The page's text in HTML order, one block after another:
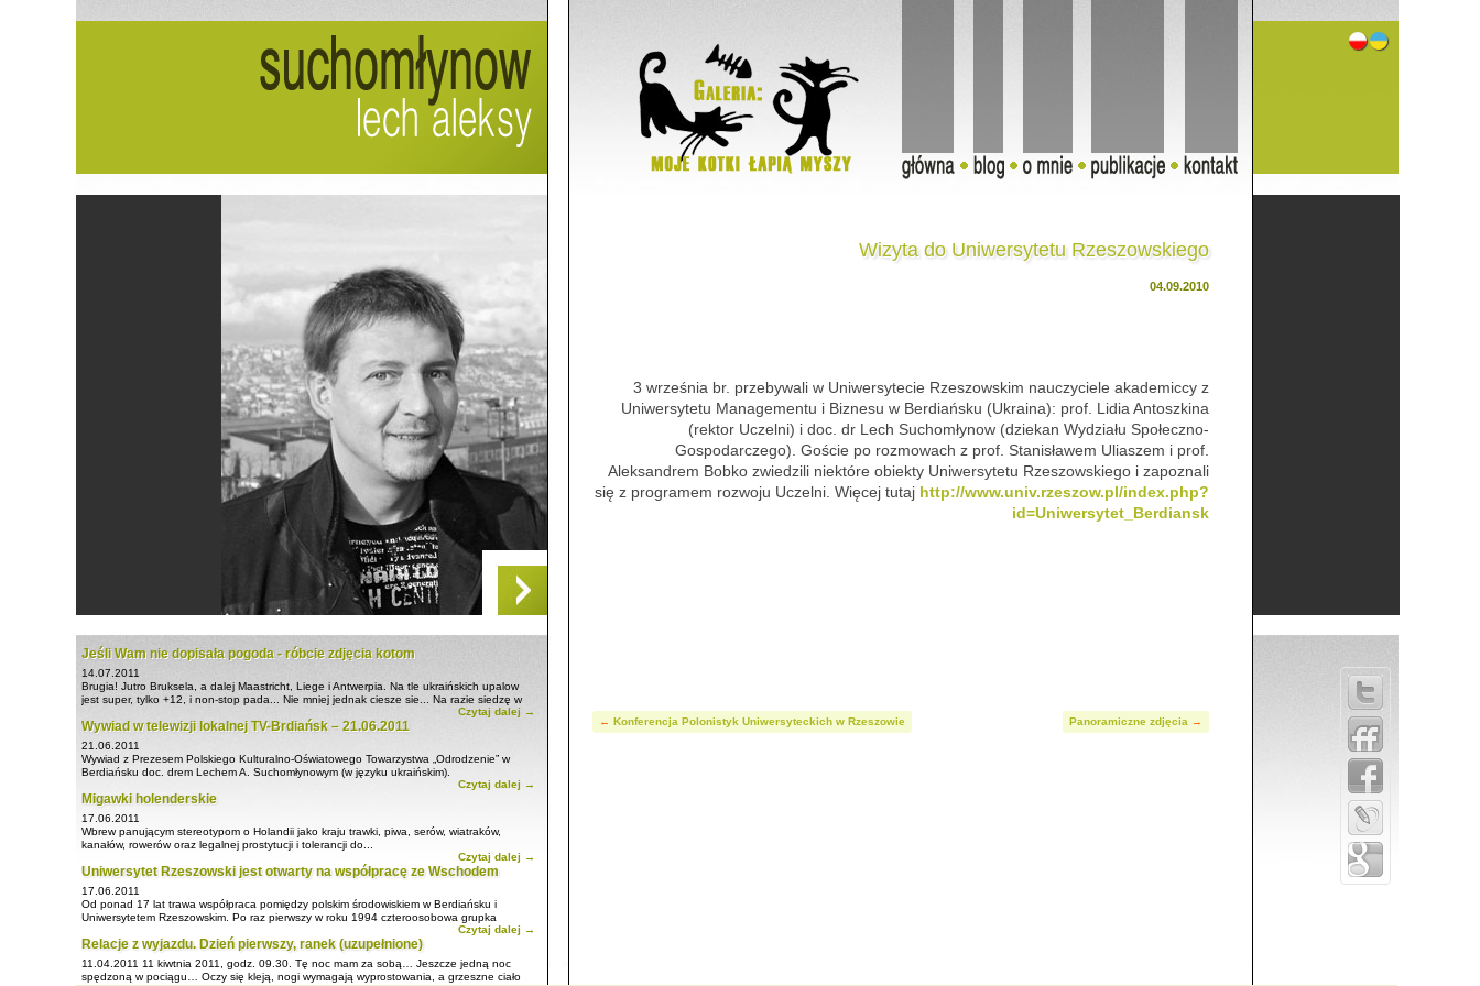
Jeśli Wam nie dopisała pogoda - róbcie zdjęcia kotom
14.07.2011
Brugia! Jutro Bruksela, a dalej Maastricht, Liege i Antwerpia. Na tle ukraińskich upalow
jest super, tylko +12, i non-stop pada... Nie mniej jednak ciesze sie... Na razie siedzę w
hotelu i... zrobiłem zdjecie kotkowi, który będzie okrasą mojej kolekcji. Jest wykonany w
stylu kota z Istambulu! Mam nadziję, że będą kolegować się! To dopiero integracja!!!.
Czytaj dalej →
Wywiad w telewizji lokalnej TV-Brdiańsk – 21.06.2011
21.06.2011
Wywiad z Prezesem Polskiego Kulturalno-Oświatowego Towarzystwa „Odrodzenie” w
Berdiańsku doc. drem Lechem A. Suchomłynowym (w języku ukraińskim).
Czytaj dalej →
Migawki holenderskie
17.06.2011
Wbrew panującym stereotypom o Holandii jako kraju trawki, piwa, serów, wiatraków,
kanałów, rowerów oraz legalnej prostytucji i tolerancji do...
Czytaj dalej →
Uniwersytet Rzeszowski jest otwarty na współpracę ze Wschodem
17.06.2011
Od ponad 17 lat trawa współpraca pomiędzy polskim środowiskiem w Berdiańsku i
Uniwersytetem Rzeszowskim. Po raz pierwszy w roku 1994 czteroosobowa grupka
Czytaj dalej →
Relacje z wyjazdu. Dzień pierwszy, ranek (uzupełnione)
11.04.2011 11 kiwtnia 2011, godz. 09.30. Tę noc mam za sobą… Jeszcze jedną noc
spędzoną w pociągu… Oczy się kleją, nogi wymagają wyprostowania, a grzeszne ciało
Wizyta do Uniwersytetu Rzeszowskiego
04.09.2010
3 września br. przebywali w Uniwersytecie Rzeszowskim nauczyciele akademiccy z
Uniwersytetu Managementu i Biznesu w Berdiańsku (Ukraina): prof. Lidia Antoszkina
(rektor Uczelni) i doc. dr Lech Suchomłynow (dziekan Wydziału Społeczno-
Gospodarczego). Goście po rozmowach z prof. Stanisławem Uliaszem i prof.
Aleksandrem Bobko zwiedzili niektóre obiekty Uniwersytetu Rzeszowskiego i zapoznali
się z programem rozwoju Uczelni. Więcej tutaj http://www.univ.rzeszow.pl/index.php?
id=Uniwersytet_Berdiansk
← Konferencja Polonistyk Uniwersyteckich w Rzeszowie Panoramiczne zdjęcia →